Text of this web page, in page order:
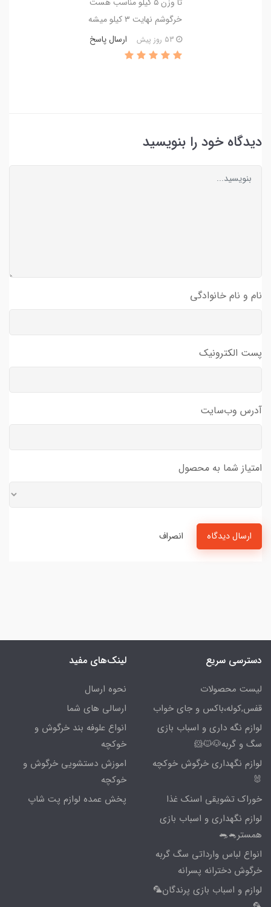
خرگوشم نهایت ۳ کیلو میشه
ارسال پاسخ
دیدگاه خود را بنویسید
نام و نام خانوادگی
پست الکترونیک
آدرس وب‌سایت
امتیاز شما به محصول
ارسال دیدگاه انصراف
دسترسی سریع
لیست محصولات
قفس,کوله،باکس و جای خواب
لوازم نگه داری و اسباب بازی
سگ و گربه🐶🐱🐹
لوازم نگهداری خرگوش خوکچه
🐰
خوراک تشویقی اسنک غذا
لوازم نگهداری و اسباب بازی
همستر🐁🐀
انواع لباس وارداتی سگ گربه
خرگوش دخترانه پسرانه
لوازم و اسباب بازی پرندگان🦜
لینک‌های مفید
نحوه ارسال
ارسالی های شما
انواع علوفه بند خرگوش و
خوکچه
اموزش دستشویی خرگوش و
خوکچه
پخش عمده لوازم پت شاپ